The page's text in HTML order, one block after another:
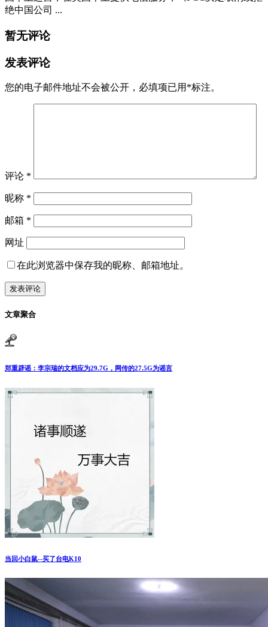
绝中国公司 ...
暂无评论
发表评论
您的电子邮件地址不会被公开， 必填项已用 *标注。
评论 *
昵称 *
邮箱 *
网址
在此浏览器中保存我的昵称、邮箱地址。
文章聚合
郑重辟谣：李宗瑞的文档应为29.7G，网传的27.5G为谣言
当回小白鼠--买了台电K10